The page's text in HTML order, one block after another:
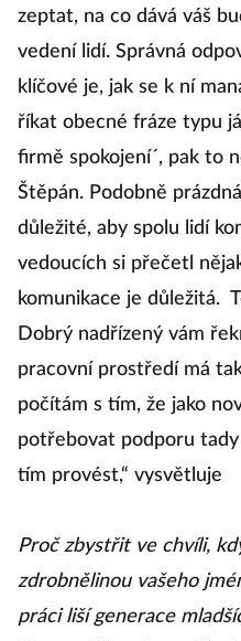
zeptat, na co dává váš
vedení lidí. Správná
klíčové je, jak se k ní
říkat obecné fráze typu
firmě spokojení´, pak to
Štěpán. Podobně
důležité, aby spolu lidí
vedoucích si přečetl
komunikace je důležitá.
Dobrý nadřízený vám
pracovní prostředí má
počítám s tím, že jako
potřebovat podporu
tím provést,“ vysvětluje
Proč zbystřit ve chvíli,
zdrobnělinou vašeho
práci liší generace